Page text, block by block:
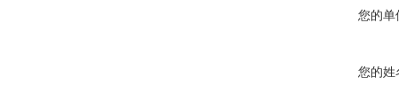
您的单
您的姓